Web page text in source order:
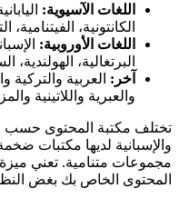
اللغات الآسيوية:
الكانتونية، الفيتنامية،
اللغات الأوروبية:
البرتغالية، الهولندية،
آخر: العربية والتركية
والعبرية واللاتينية
تختلف مكتبة المحتوى حسب
والإسبانية لديها مكتبات
مجموعات متنامية. تعني ميزة
المحتوى الخاص بك بغض